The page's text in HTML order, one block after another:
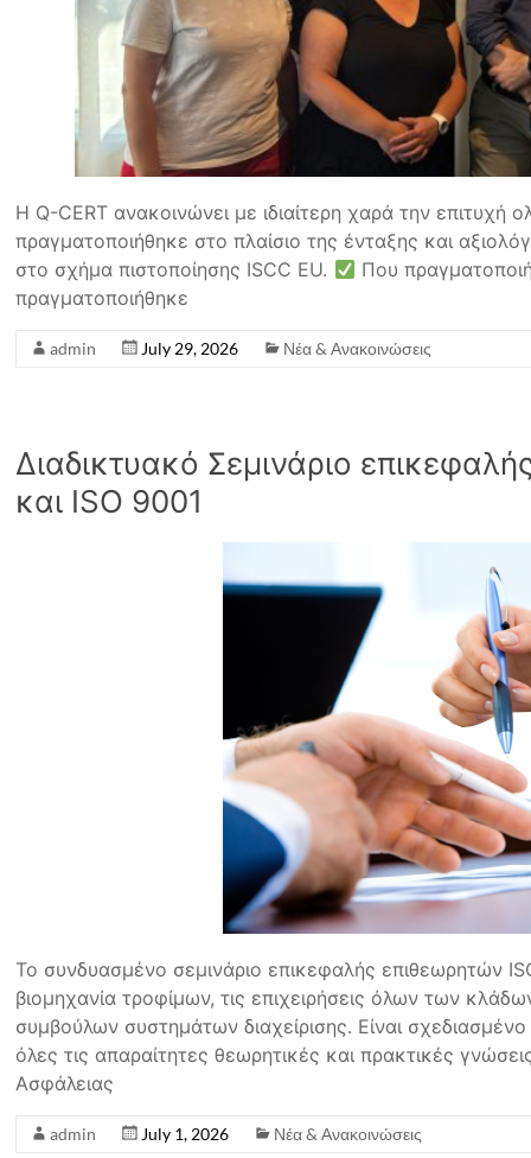
Η Q-CERT ανακοινώνει με ιδιαίτερη χαρά την
πραγματοποιήθηκε στο πλαίσιο της ένταξης και
στο σχήμα πιστοποίησης ISCC EU.
Που
πραγματοποιήθηκε
admin July 29, 2026 Νέα & Ανακοινώσεις
Διαδικτυακό Σεμινάριο
και ISO 9001
Το συνδυασμένο σεμινάριο επικεφαλής επιθεωρητών
βιομηχανία τροφίμων, τις επιχειρήσεις όλων των
συμβούλων συστημάτων διαχείρισης. Είναι
όλες τις απαραίτητες θεωρητικές και πρακτικές
Ασφάλειας
admin July 1, 2026 Νέα & Ανακοινώσεις